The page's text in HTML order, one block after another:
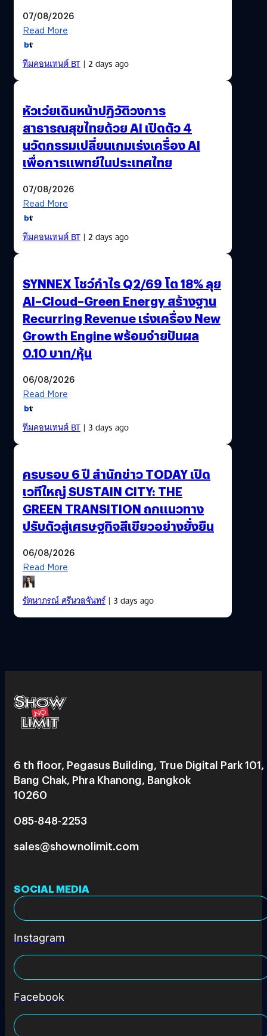
07/08/2026
Read More
ทีมคอนเทนต์ BT| 2 days ago
หัวเว่ยเดินหน้าปฏิวัติวงการ
สาธารณสุขไทยด้วย AI เปิดตัว 4
นวัตกรรมเปลี่ยนเกมเร่งเครื่อง AI
เพื่อการแพทย์ในประเทศไทย
07/08/2026
Read More
ทีมคอนเทนต์ BT| 2 days ago
SYNNEX โชว์กำไร Q2/69 โต 18% ลุย
AI–Cloud–Green Energy สร้างฐาน
Recurring Revenue เร่งเครื่อง New
Growth Engine พร้อมจ่ายปันผล
0.10 บาท/หุ้น
06/08/2026
Read More
ทีมคอนเทนต์ BT| 3 days ago
ครบรอบ 6 ปี สำนักข่าว TODAY เปิด
เวทีใหญ่ SUSTAIN CITY: THE
GREEN TRANSITION ถกแนวทาง
ปรับตัวสู่เศรษฐกิจสีเขียวอย่างยั่งยืน
06/08/2026
Read More
รัตนาภรณ์ ศรีนวลจันทร์| 3 days ago
6 th floor, Pegasus Building, True Digital Park 101,
Bang Chak, Phra Khanong, Bangkok
10260
085-848-2253
sales@shownolimit.com
SOCIAL MEDIA
Instagram
Facebook